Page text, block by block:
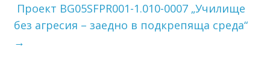
Проект BG05SFPR001-1.010-0007 „Училище
без агресия – заедно в подкрепяща среда“
→